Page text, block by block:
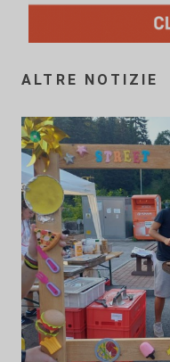
ALTRE NOTIZIE